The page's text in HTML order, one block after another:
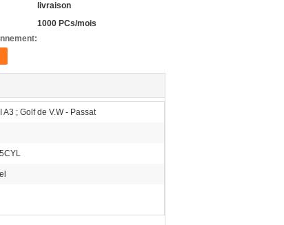
livraison
1000 PCs/mois
A3 ; Golf de V.W - Passat